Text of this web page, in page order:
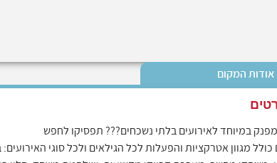
אודות המקום
במיוחד לאירועים בלתי נשכחים??? תפסיקו לחפש
מגוון אטרקציות והפעלות לכל הגילאים ולכל סוגי האירועים: